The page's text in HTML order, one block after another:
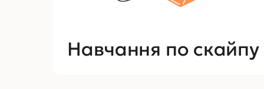
Навчання по скайпу